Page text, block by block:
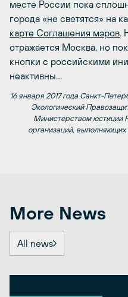
месте России пока
города «не светятся» на
карте Соглашения мэров.
отражается Москва, но
кнопки с российскими
неактивны…
16 января 2017 года Санкт-
Экологический
Министерством юстиции
организаций, выполняющих
More News
All news